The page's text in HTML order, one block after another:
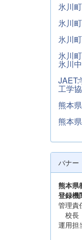
氷川
氷川
氷川
氷川
氷川
JAET:
工学
熊本
熊本
バナー
熊本県
登録機
管理
校
運用